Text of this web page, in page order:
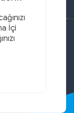
İçi